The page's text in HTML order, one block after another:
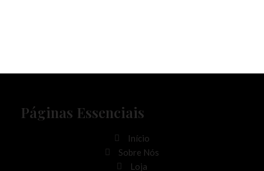
Páginas Essenciais
Início
Sobre Nós
Loja